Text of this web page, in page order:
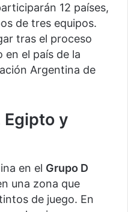
12 países,
de tres equipos.
tras el proceso
el país de la
Argentina de
Egipto y
en el Grupo D
una zona que
de juego. En